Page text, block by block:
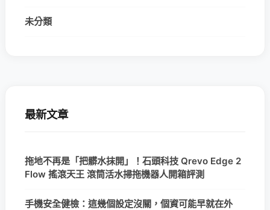
未分類
最新文章
拖地不再是「把髒水抹開」！石頭科技 Qrevo Edge 2
Flow 搖滾天王 滾筒活水掃拖機器人開箱評測
手機安全健檢：這幾個設定沒關，個資可能早就在外